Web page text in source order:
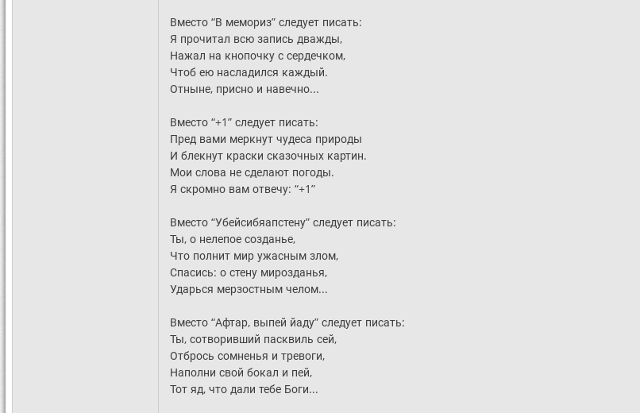
Вместо “В мемориз” следует писать:
Я прочитал всю запись дважды,
Нажал на кнопочку с сердечком,
Чтоб ею насладился каждый.
Отныне, присно и навечно...
Вместо “+1” следует писать:
Пред вами меркнут чудеса природы
И блекнут краски сказочных картин.
Мои слова не сделают погоды.
Я скромно вам отвечу: “+1”
Вместо “Убейсибяапстену” следует писать:
Ты, о нелепое созданье,
Что полнит мир ужасным злом,
Спасись: о стену мирозданья,
Ударься мерзостным челом...
Вместо “Афтар, выпей йаду” следует писать:
Ты, сотворивший пасквиль сей,
Отбрось сомненья и тревоги,
Наполни свой бокал и пей,
Тот яд, что дали тебе Боги...